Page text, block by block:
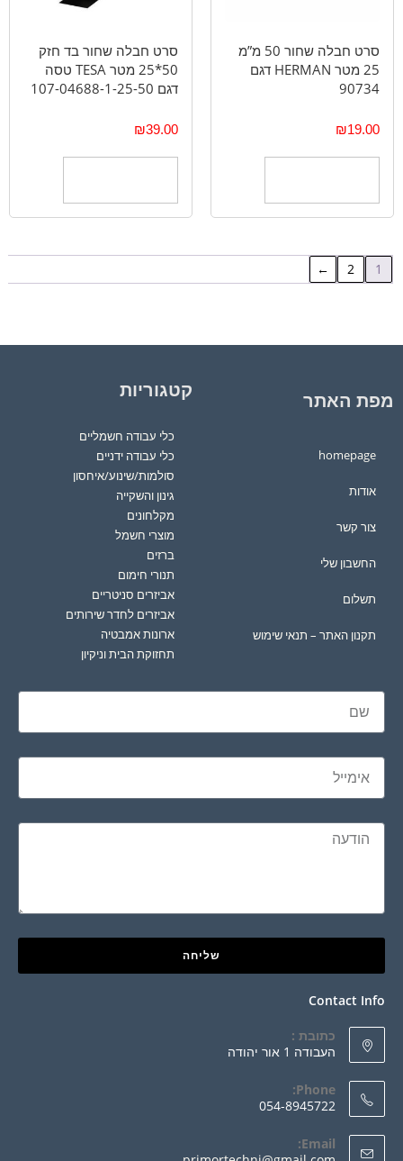
סרט חבלה שחור 50 מ”מ
25 מטר HERMAN דגם
90734
₪19.00
סרט חבלה שחור בד חזק
50*25 מטר TESA טסה
דגם 107-04688-1-25-50
₪39.00
1
2
←
מפת האתר
homepage
אודות
צור קשר
החשבון שלי
תשלום
תקנון האתר – תנאי שימוש
קטגוריות
כלי עבודה חשמליים
כלי עבודה ידניים
סולמות/שינוע/איחסון
גינון והשקייה
מקלחונים
מוצרי חשמל
ברזים
תנורי חימום
אביזרים סניטריים
אביזרים לחדר שירותים
ארונות אמבטיה
תחזוקת הבית וניקיון
שליחה
Contact Info
כתובת :
העבודה 1 אור יהודה
Phone:
054-8945722
Email: